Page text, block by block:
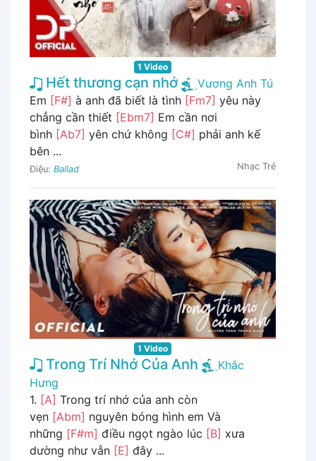
1 Video
Hết thương cạn nhớ
Vương Anh Tú
Em [F#] à anh đã biết là tình [Fm7] yêu này
chẳng cần thiết [Ebm7] Em cần nơi
bình [Ab7] yên chứ không [C#] phải anh kế
bên ...
Điệu: Ballad Nhạc Trẻ
1 Video
Trong Trí Nhớ Của Anh
Khắc
Hưng
1. [A] Trong trí nhớ của anh còn
vẹn [Abm] nguyên bóng hình em Và
những [F#m] điều ngọt ngào lúc [B] xưa
dường như vẫn [E] đây ...